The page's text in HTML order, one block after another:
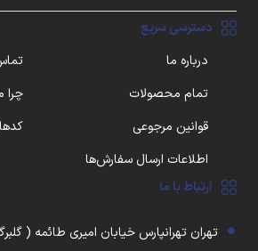
دسترسی سریع
درباره ما
تمام محصولات
چرا
قوانین مرجوعی
اطلاعات ارسال سفارش‌ها
ارتباط با ما
تهران تهرانپارس خیابان امیری طائمه ( گلبرگ